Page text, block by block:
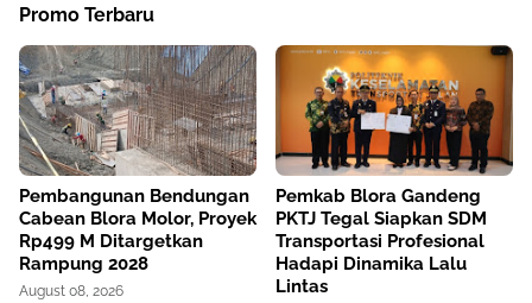
Promo Terbaru
Pembangunan Bendungan
Cabean Blora Molor, Proyek
Rp499 M Ditargetkan
Rampung 2028
August 08, 2026
Pemkab Blora Gandeng
PKTJ Tegal Siapkan SDM
Transportasi Profesional
Hadapi Dinamika Lalu
Lintas